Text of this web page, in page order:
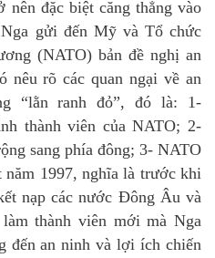
nên đặc biệt căng thẳng vào
gửi đến Mỹ và Tổ chức
(NATO) bản đề nghị an
nêu rõ các quan ngại về an
“lằn ranh đỏ”, đó là: 1-
thành viên của NATO; 2-
sang phía đông; 3- NATO
1997, nghĩa là trước khi
nạp các nước Đông Âu và
thành viên mới mà Nga
đến an ninh và lợi ích chiến